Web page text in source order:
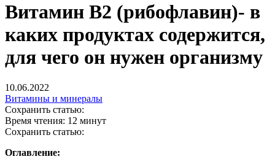
Витамин B2 (рибофлавин)- в
каких продуктах содержится,
для чего он нужен организму
10.06.2022
Витамины и минералы
Сохранить статью:
Время чтения: 12 минут
Сохранить статью:
Оглавление: